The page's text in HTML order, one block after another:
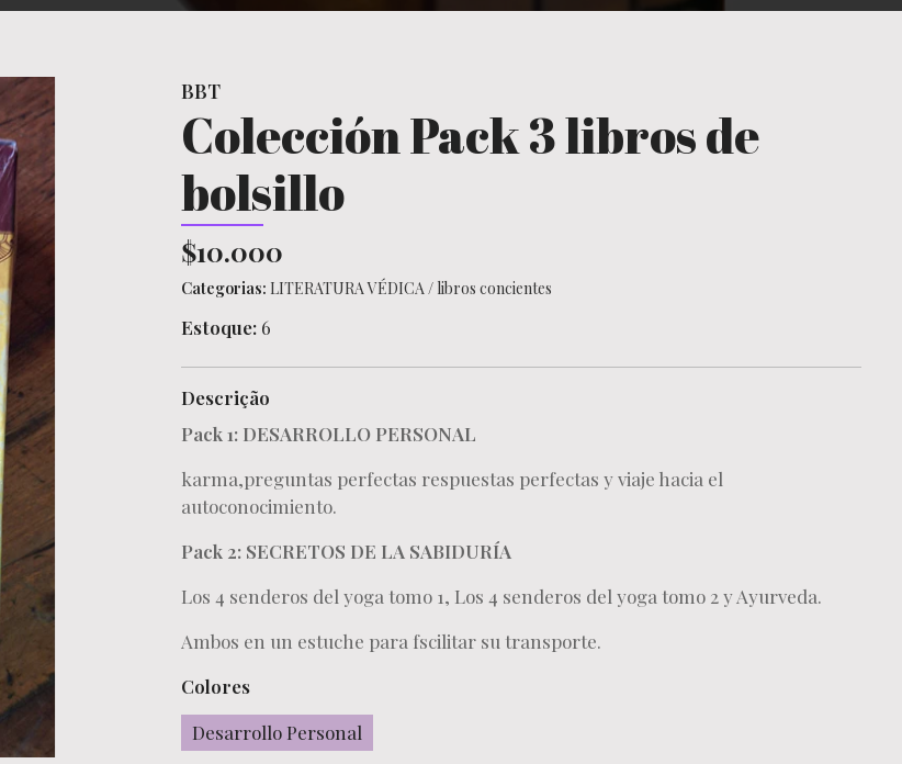
BBT
Colección Pack 3 libros de
bolsillo
$10.000
Categorias: LITERATURA VÉDICA/ libros concientes
Estoque: 6
Descrição
Pack 1: DESARROLLO PERSONAL
karma,preguntas perfectas respuestas perfectas y viaje hacia el
autoconocimiento.
Pack 2: SECRETOS DE LA SABIDURÍA
Los 4 senderos del yoga tomo 1, Los 4 senderos del yoga tomo 2 y Ayurveda.
Ambos en un estuche para fscilitar su transporte.
Colores
Desarrollo Personal